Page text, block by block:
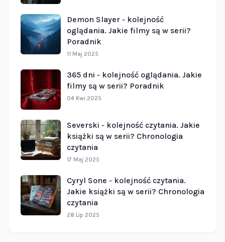
Demon Slayer - kolejność
oglądania. Jakie filmy są w serii?
Poradnik
11 Maj 2025
365 dni - kolejność oglądania. Jakie
filmy są w serii? Poradnik
04 Kwi 2025
Severski - kolejność czytania. Jakie
książki są w serii? Chronologia
czytania
17 Maj 2025
Cyryl Sone - kolejność czytania.
Jakie książki są w serii? Chronologia
czytania
28 Lip 2025